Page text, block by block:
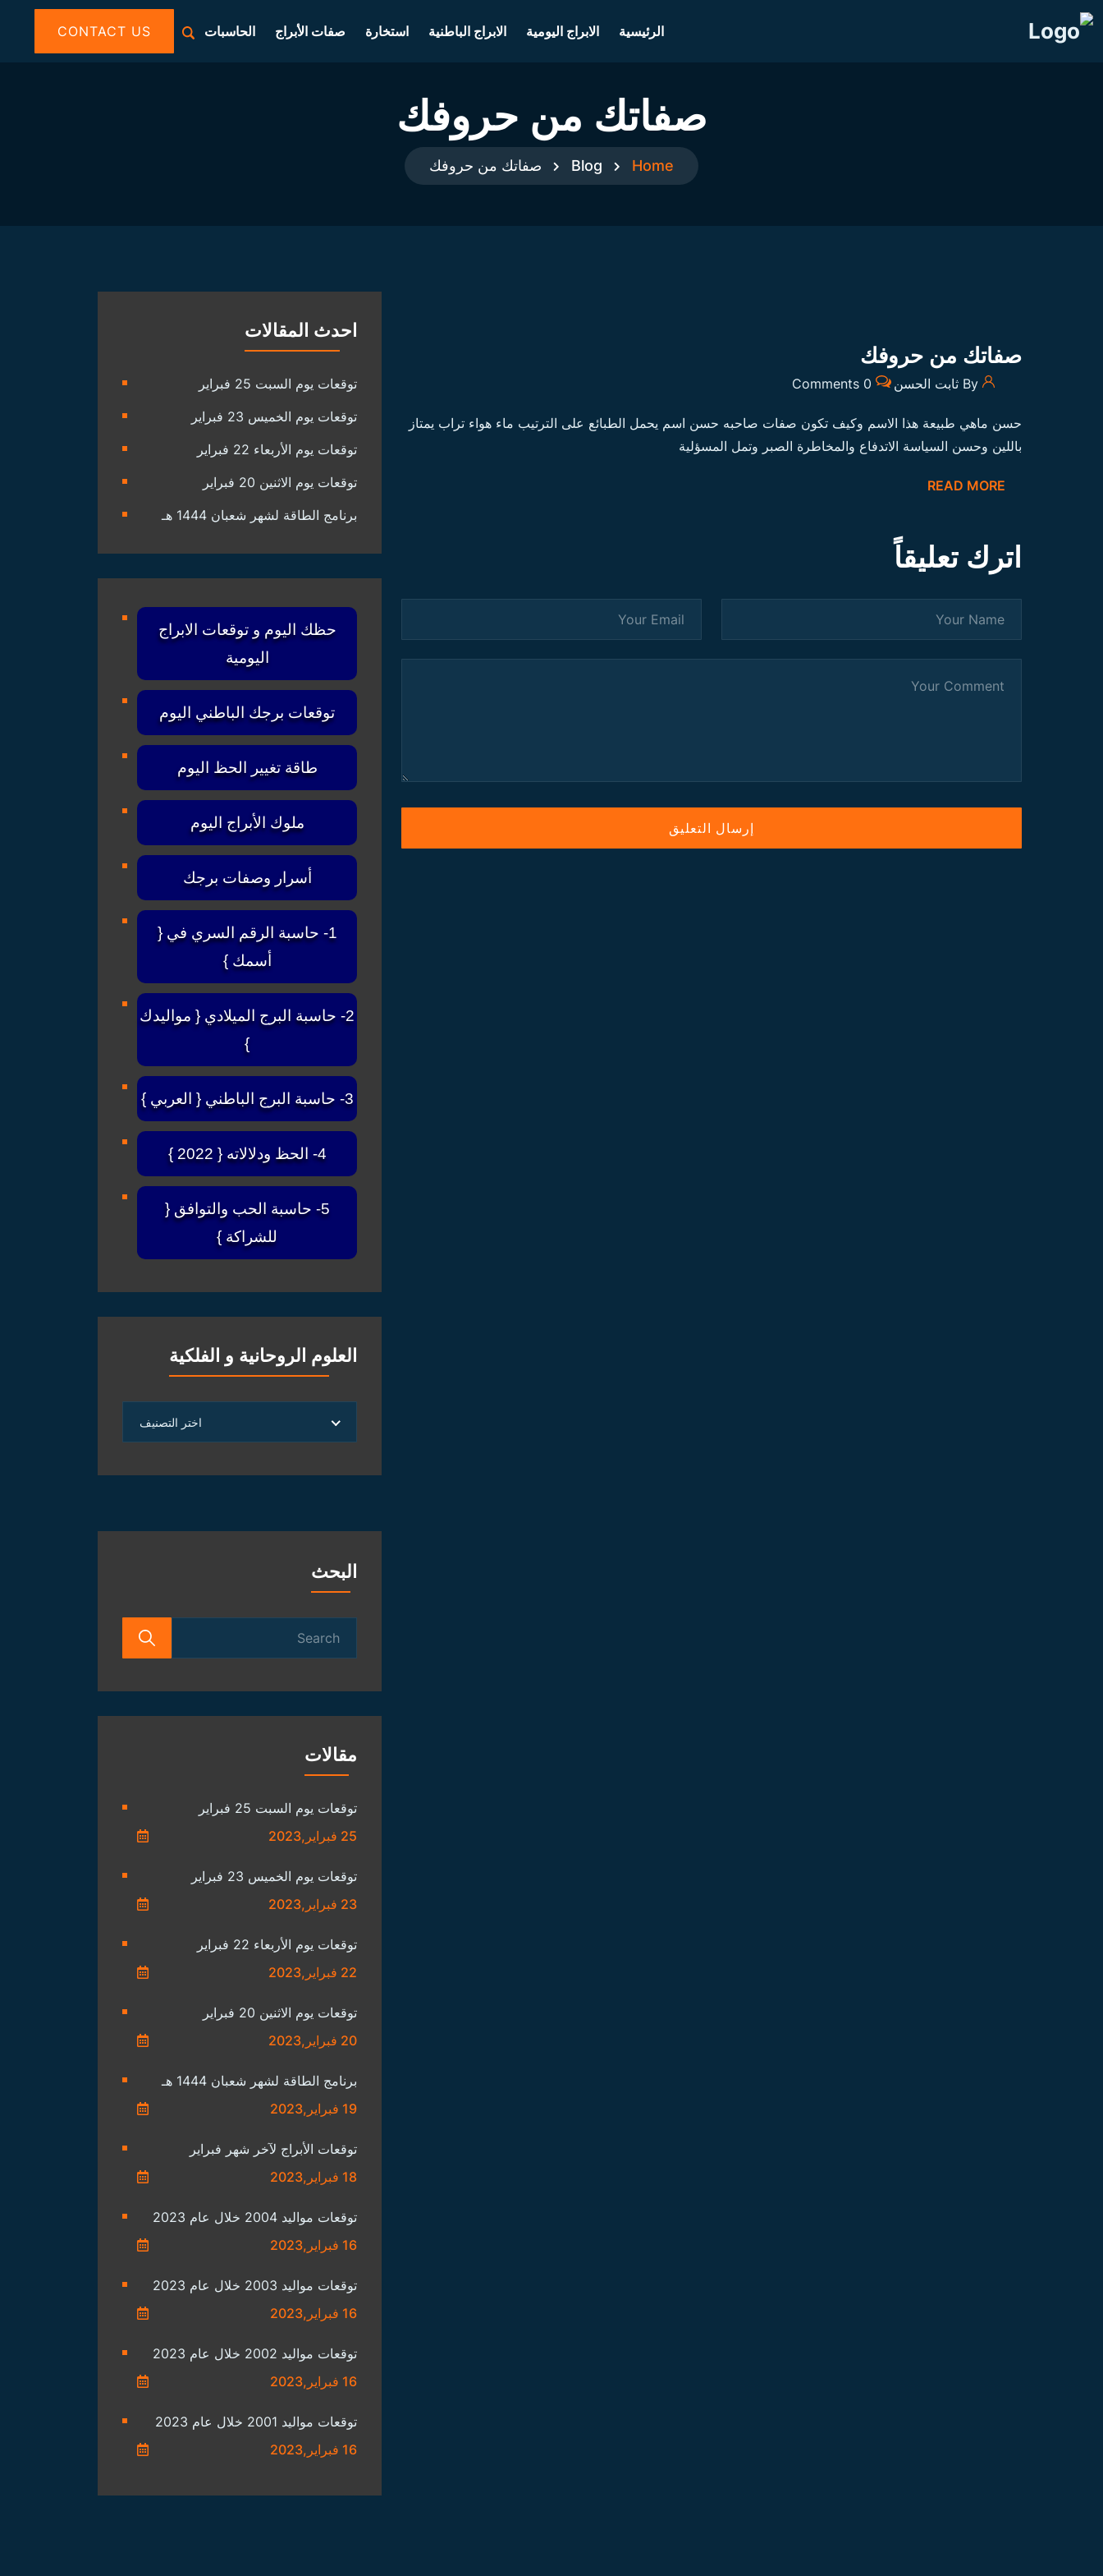
الرئيسية الابراج اليومية الابراج الباطنية استخارة صفات الأبراج الحاسبات CONTACT US
صفاتك من حروفك
Home
Blog صفاتك من حروفك
صفاتك من حروفك
0 Comments
حسن ماهي طبيعة هذا الاسم وكيف تكون صفات صاحبه حسن اسم يحمل الطبائع على الترتيب ماء هواء تراب يمتاز
باللين وحسن السياسة الاتدفاع والمخاطرة الصبر وتمل المسؤلية
READ MORE
اترك تعليقاً
احدث المقالات
توقعات يوم السبت 25 فبراير
توقعات يوم الخميس 23 فبراير
توقعات يوم الأربعاء 22 فبراير
توقعات يوم الاثنين 20 فبراير
برنامج الطاقة لشهر شعبان 1444 هـ
حظك اليوم و توقعات الابراج
اليومية
توقعات برجك الباطني اليوم
طاقة تغيير الحظ اليوم
ملوك الأبراج اليوم
أسرار وصفات برجك
1- حاسبة الرقم السري في {
أسمك }
2- حاسبة البرج الميلادي { مواليدك
}
3- حاسبة البرج الباطني { العربي }
4- الحظ ودلالاته { 2022 }
5- حاسبة الحب والتوافق {
للشراكة }
العلوم الروحانية و الفلكية
الروحانية
الفلكية
اختر التصنيف
البحث
مقالات
توقعات يوم السبت 25 فبراير
25 فبراير,2023
توقعات يوم الخميس 23 فبراير
23 فبراير,2023
توقعات يوم الأربعاء 22 فبراير
22 فبراير,2023
توقعات يوم الاثنين 20 فبراير
20 فبراير,2023
برنامج الطاقة لشهر شعبان 1444 هـ
19 فبراير,2023
توقعات الأبراج لآخر شهر فبراير
18 فبراير,2023
توقعات مواليد 2004 خلال عام 2023
16 فبراير,2023
توقعات مواليد 2003 خلال عام 2023
16 فبراير,2023
توقعات مواليد 2002 خلال عام 2023
16 فبراير,2023
توقعات مواليد 2001 خلال عام 2023
16 فبراير,2023